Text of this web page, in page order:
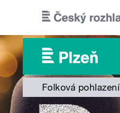
Folková pohlazení